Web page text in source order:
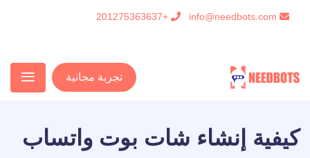
+201275363637
تجربة مجانية
كيفية إنشاء شات بوت واتساب